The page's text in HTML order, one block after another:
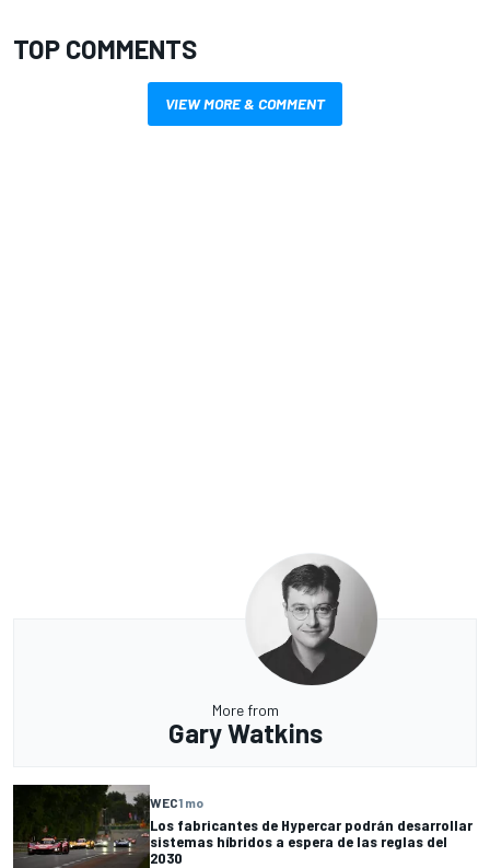
TOP COMMENTS
VIEW MORE & COMMENT
More from
Gary Watkins
WEC1 mo
Los fabricantes de Hypercar podrán desarrollar
sistemas híbridos a espera de las reglas del
2030